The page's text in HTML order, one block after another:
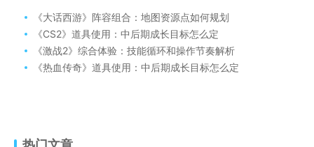
《大话西游》阵容组合：地图资源点如何规划
《CS2》道具使用：中后期成长目标怎么定
《激战2》综合体验：技能循环和操作节奏解析
《热血传奇》道具使用：中后期成长目标怎么定